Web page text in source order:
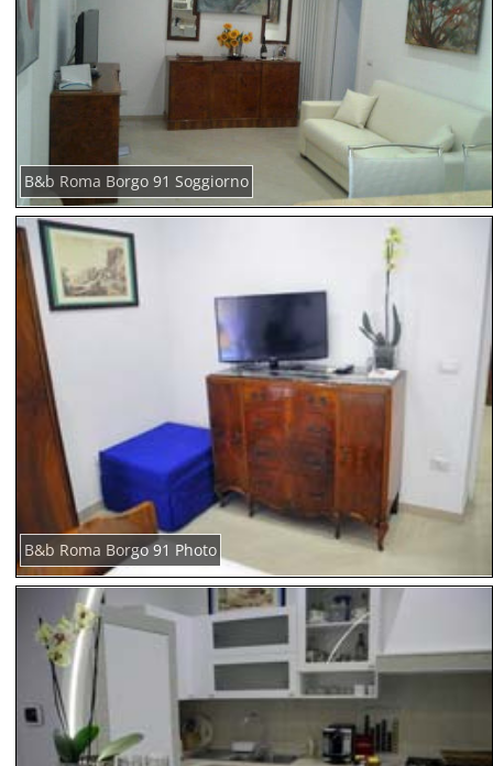
B&b Roma Borgo 91 Soggiorno
B&b Roma Borgo 91 Photo